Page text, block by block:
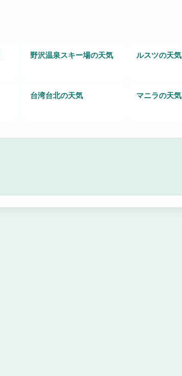
野沢温泉スキー場の天気 ルスツの天気
台湾台北の天気 マニラの天気